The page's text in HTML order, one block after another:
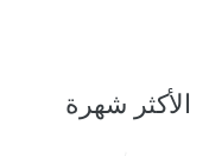
الأكثر شهرة